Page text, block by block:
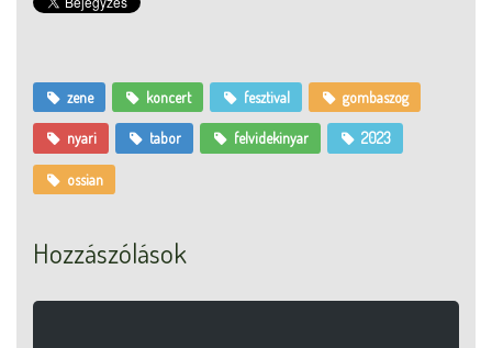
zene koncert fesztival gombaszog
nyari tabor felvidekinyar 2023
ossian
Hozzászólások